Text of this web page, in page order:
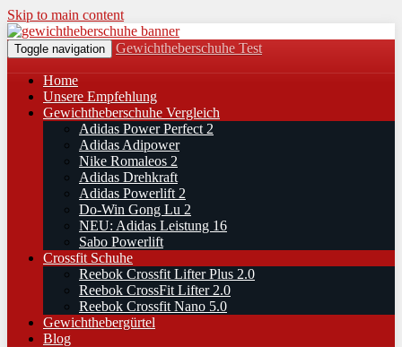
Skip to main content
Toggle navigation Gewichtheberschuhe Test
Home
Unsere Empfehlung
Gewichtheberschuhe Vergleich
Adidas Power Perfect 2
Adidas Adipower
Nike Romaleos 2
Adidas Drehkraft
Adidas Powerlift 2
Do-Win Gong Lu 2
NEU: Adidas Leistung 16
Sabo Powerlift
Crossfit Schuhe
Reebok Crossfit Lifter Plus 2.0
Reebok CrossFit Lifter 2.0
Reebok Crossfit Nano 5.0
Gewichthebergürtel
Blog